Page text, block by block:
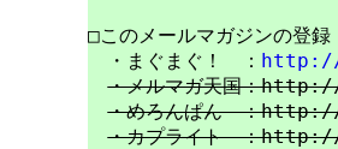
□このメールマガジンの登
・まぐまぐ！　： http://
・メルマガ天国：
・めろんぱん　：
・カプライト　：